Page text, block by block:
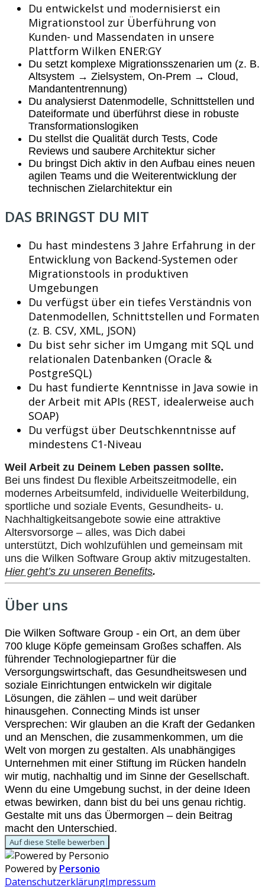
Du entwickelst und modernisierst ein
Migrationstool zur Überführung von
Kunden- und Massendaten in unsere
Plattform Wilken ENER:GY
Du setzt komplexe Migrationsszenarien um (z. B.
Altsystem → Zielsystem, On-Prem → Cloud,
Mandantentrennung)
Du analysierst Datenmodelle, Schnittstellen und
Dateiformate und überführst diese in robuste
Transformationslogiken
Du stellst die Qualität durch Tests, Code
Reviews und saubere Architektur sicher
Du bringst Dich aktiv in den Aufbau eines neuen
agilen Teams und die Weiterentwicklung der
technischen Zielarchitektur ein
DAS BRINGST DU MIT
Du hast mindestens 3 Jahre Erfahrung in der
Entwicklung von Backend-Systemen oder
Migrationstools in produktiven
Umgebungen
Du verfügst über ein tiefes Verständnis von
Datenmodellen, Schnittstellen und Formaten
(z. B. CSV, XML, JSON)
Du bist sehr sicher im Umgang mit SQL und
relationalen Datenbanken (Oracle &
PostgreSQL)
Du hast fundierte Kenntnisse in Java sowie in
der Arbeit mit APIs (REST, idealerweise auch
SOAP)
Du verfügst über Deutschkenntnisse auf
mindestens C1-Niveau
Weil Arbeit zu Deinem Leben passen sollte.
Bei uns findest Du flexible Arbeitszeitmodelle, ein
modernes Arbeitsumfeld, individuelle Weiterbildung,
sportliche und soziale Events, Gesundheits- u.
Nachhaltigkeitsangebote sowie eine attraktive
Altersvorsorge – alles, was Dich dabei
unterstützt, Dich wohlzufühlen und gemeinsam mit
uns die Wilken Software Group aktiv mitzugestalten.
Hier geht’s zu unseren Benefits.
Über uns
Die Wilken Software Group - ein Ort, an dem über
700 kluge Köpfe gemeinsam Großes schaffen. Als
führender Technologiepartner für die
Versorgungswirtschaft, das Gesundheitswesen und
soziale Einrichtungen entwickeln wir digitale
Lösungen, die zählen – und weit darüber
hinausgehen. Connecting Minds ist unser
Versprechen: Wir glauben an die Kraft der Gedanken
und an Menschen, die zusammenkommen, um die
Welt von morgen zu gestalten. Als unabhängiges
Unternehmen mit einer Stiftung im Rücken handeln
wir mutig, nachhaltig und im Sinne der Gesellschaft.
Wenn du eine Umgebung suchst, in der deine Ideen
etwas bewirken, dann bist du bei uns genau richtig.
Gestalte mit uns das Übermorgen – dein Beitrag
macht den Unterschied.
Auf diese Stelle bewerben
Powered by Personio
DatenschutzerklärungImpressum